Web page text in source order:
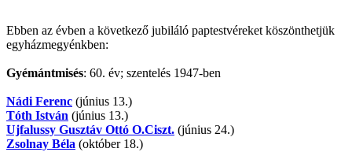
Ebben az évben a következő jubiláló paptestvéreket köszönthetjük
egyházmegyénkben:
Gyémántmisés: 60. év; szentelés 1947-ben
Nádi Ferenc (június 13.)
Tóth István (június 13.)
Ujfalussy Gusztáv Ottó O.Ciszt. (június 24.)
Zsolnay Béla (október 18.)